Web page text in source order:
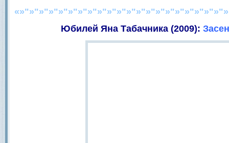
Юбилей Яна Табачника (2009):